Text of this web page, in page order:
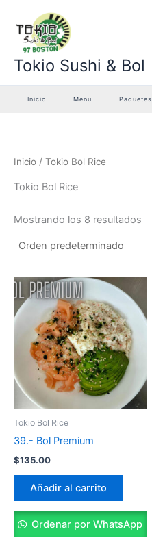
contenido
Tokio Sushi & Bol
Inicio Menu Paquetes
Inicio / Tokio Bol Rice
Tokio Bol Rice
Mostrando los 8 resultados
Tokio Bol Rice
39.- Bol Premium
$135.00
Añadir al carrito
Ordenar por WhatsApp